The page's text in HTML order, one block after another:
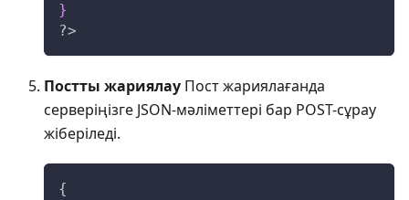
}
?>
Постты жариялау Пост жариялағанда
серверіңізге JSON-мәліметтері бар POST-сұрау
жіберіледі.
{